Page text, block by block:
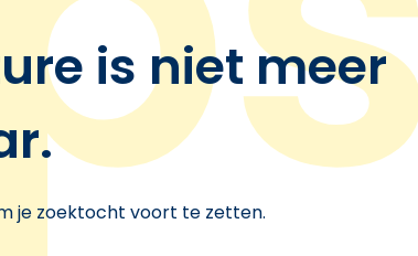
is niet meer
je zoektocht voort te zetten.